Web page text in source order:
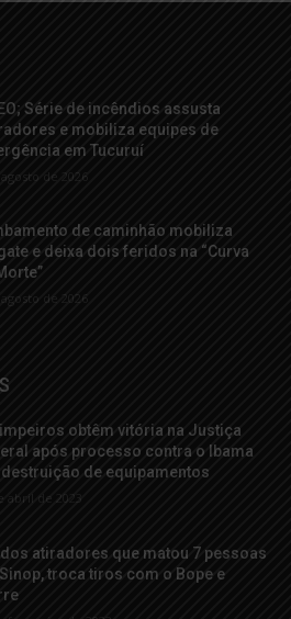
Série de incêndios assusta
e mobiliza equipes de
em Tucuruí
de 2026
de caminhão mobiliza
e deixa dois feridos na “Curva
de 2026
obtêm vitória na Justiça
após processo contra o Ibama
de equipamentos
abril de 2023
dos atiradores que matou 7 pessoas
troca tiros com o Bope e